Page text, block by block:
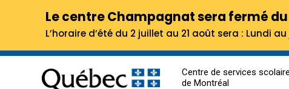
Le centre Champagnat sera fermé
L’horaire d’été du 2 juillet au 21 août sera : Lundi
Centre de services scolaire
de Montréal